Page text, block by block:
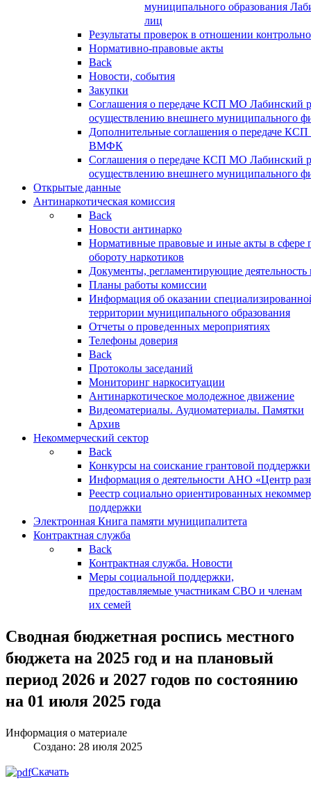
муниципального образования
лиц
Результаты проверок в отношении
Нормативно-правовые акты
Back
Новости, события
Закупки
Соглашения о передаче КСП МО Лабинский
осуществлению внешнего муниципального
Дополнительные соглашения о передаче
ВМФК
Соглашения о передаче КСП МО Лабинский
осуществлению внешнего муниципального
Открытые данные
Антинаркотическая комиссия
Back
Новости антинарко
Нормативные правовые и иные акты в сфере
обороту наркотиков
Документы, регламентирующие деятельность
Планы работы комиссии
Информация об оказании
территории муниципального образования
Отчеты о проведенных мероприятиях
Телефоны доверия
Back
Протоколы заседаний
Мониторинг наркоситуации
Антинаркотическое молодежное движение
Видеоматериалы. Аудиоматериалы. Памятки
Архив
Некоммерческий сектор
Back
Конкурсы на соискание грантовой поддержки
Информация о деятельности АНО «Центр
Реестр социально ориентированных
поддержки
Электронная Книга памяти муниципалитета
Контрактная служба
Back
Контрактная служба. Новости
Меры социальной поддержки,
предоставляемые участникам СВО и членам
их семей
Сводная бюджетная роспись местного
бюджета на 2025 год и на плановый
период 2026 и 2027 годов по состоянию
на 01 июля 2025 года
Информация о материале
Создано: 28 июля 2025
Скачать